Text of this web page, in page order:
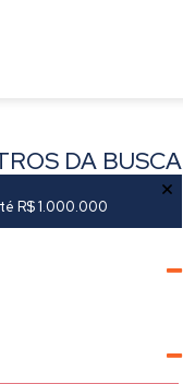
DA BUSCA
R$ 1.000.000